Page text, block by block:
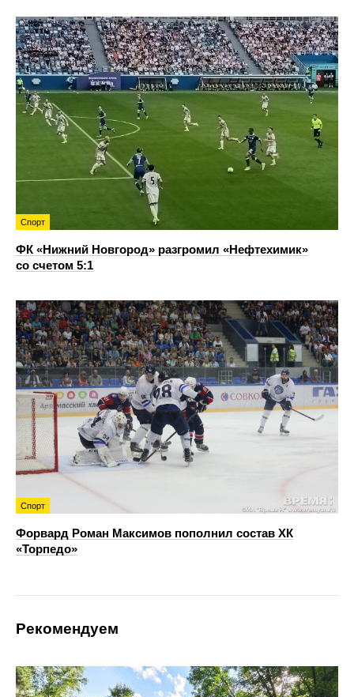
Спорт
ФК «Нижний Новгород» разгромил «Нефтехимик»
со счетом 5:1
Спорт
Форвард Роман Максимов пополнил состав ХК
«Торпедо»
Рекомендуем